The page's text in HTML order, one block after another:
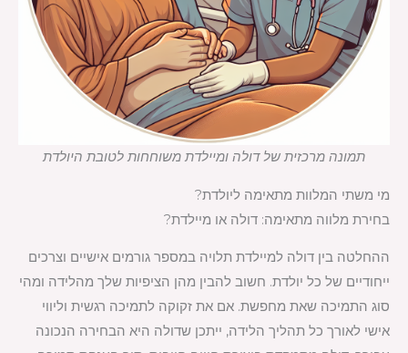
תמונה מרכזית של דולה ומיילדת משוחחות לטובת היולדת
מי משתי המלוות מתאימה ליולדת?
בחירת מלווה מתאימה: דולה או מיילדת?
ההחלטה בין דולה למיילדת תלויה במספר גורמים אישיים וצרכים
ייחודיים של כל יולדת. חשוב להבין מהן הציפיות שלך מהלידה ומהי
סוג התמיכה שאת מחפשת. אם את זקוקה לתמיכה רגשית וליווי
אישי לאורך כל תהליך הלידה, ייתכן שדולה היא הבחירה הנכונה